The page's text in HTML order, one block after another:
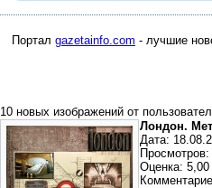
Портал gazetainfo.com - лучшие
10 новых изображений от
Лондон.
Дата:
Просмотров:
Оценка: 5,00